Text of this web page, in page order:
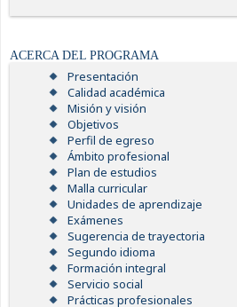
ACERCA DEL PROGRAMA
Presentación
Calidad académica
Misión y visión
Objetivos
Perfil de egreso
Ámbito profesional
Plan de estudios
Malla curricular
Unidades de aprendizaje
Exámenes
Sugerencia de trayectoria
Segundo idioma
Formación integral
Servicio social
Prácticas profesionales